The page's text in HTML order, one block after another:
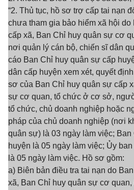
“2. Thủ tục, hồ sơ trợ cấp tai nạn
chưa tham gia bảo hiểm xã hội
cấp xã, Ban Chỉ huy quân sự cơ
nơi quản lý cán bộ, chiến sĩ dân
cáo Ban Chỉ huy quân sự cấp
dân cấp huyện xem xét, quyết
sơ của Ban Chỉ huy quân sự cấp
sự cơ quan, tổ chức ở cơ sở,
tổ chức, chủ doanh nghiệp hoặc
pháp của chủ doanh nghiệp (nơi
quân sự) là 03 ngày làm việc;
huyện là 05 ngày làm việc; Ủy
là 05 ngày làm việc. Hồ sơ gồm:
a) Biên bản điều tra tai nạn do
xã, Ban Chỉ huy quân sự cơ